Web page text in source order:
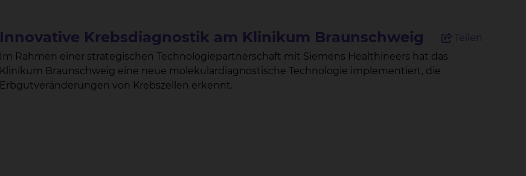
Innovative Krebsdiagnostik am Klinikum Braunschweig
Teilen
Im Rahmen einer strategischen Technologiepartnerschaft mit Siemens Healthineers hat das
Klinikum Braunschweig eine neue molekulardiagnostische Technologie implementiert, die
Erbgutveränderungen von Krebszellen erkennt.